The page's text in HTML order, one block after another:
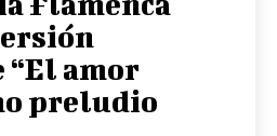
amor
preludio